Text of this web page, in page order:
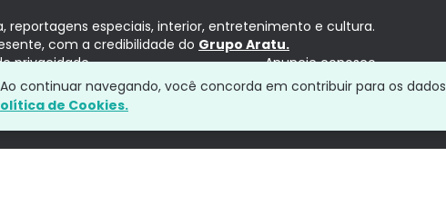
reportagens especiais, interior, entretenimento e cultura.
com a credibilidade do Grupo Aratu.
privacidade Anuncie conosco
continuar navegando, você concorda em contribuir para os dados
de Cookies.